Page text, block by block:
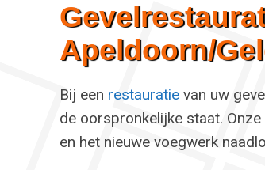
Apeldoorn/
Bij een restauratie van uw
de oorspronkelijke staat.
en het nieuwe voegwerk